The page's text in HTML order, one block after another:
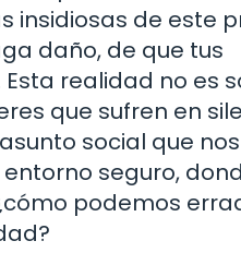
insidiosas de este
daño, de que tus
realidad no es
que sufren en
social que nos
seguro,
podemos